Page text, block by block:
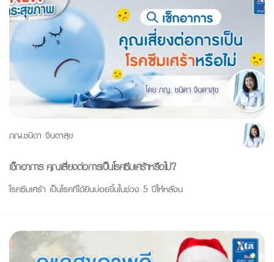
ภญ.ชนิดา จินดาสุข
เช็กอาการ คุณเสี่ยงต่อการเป็นโรคซึมเศร้าหรือไม่?
โรคซึมเศร้า เป็นโรคที่ได้ยินบ่อยขึ้นในช่วง 5 ปีให้หลังน